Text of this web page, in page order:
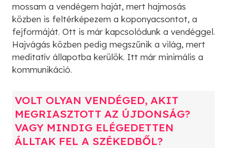
mossam a vendégem haját, mert hajmosás
közben is feltérképezem a koponyacsontot, a
fejformáját. Ott is már kapcsolódunk a vendéggel.
Hajvágás közben pedig megszűnik a világ, mert
meditatív állapotba kerülök. Itt már minimális a
kommunikáció.
VOLT OLYAN VENDÉGED, AKIT
MEGRIASZTOTT AZ ÚJDONSÁG?
VAGY MINDIG ELÉGEDETTEN
ÁLLTAK FEL A SZÉKEDBŐL?